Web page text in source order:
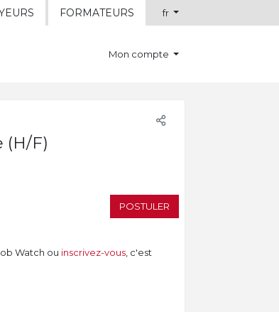
FORMATEURS fr
Mon compte
(H/F)
POSTULER
Watch ou inscrivez-vous, c'est